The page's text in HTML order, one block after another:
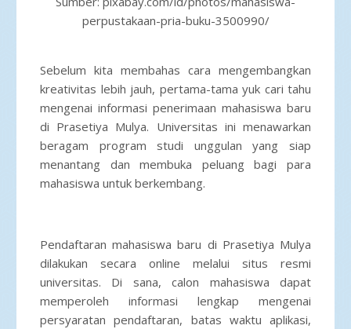
perpustakaan-pria-buku-3500990/
Sebelum kita membahas cara mengembangkan
kreativitas lebih jauh, pertama-tama yuk cari tahu
mengenai informasi penerimaan mahasiswa baru
di Prasetiya Mulya. Universitas ini menawarkan
beragam program studi unggulan yang siap
menantang dan membuka peluang bagi para
mahasiswa untuk berkembang.
Pendaftaran mahasiswa baru di Prasetiya Mulya
dilakukan secara online melalui situs resmi
universitas. Di sana, calon mahasiswa dapat
memperoleh informasi lengkap mengenai
persyaratan pendaftaran, batas waktu aplikasi,